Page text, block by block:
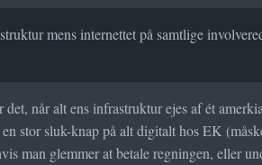
mens internettet på samtlige
når alt ens infrastruktur ejes af ét
stor sluk-knap på alt digitalt hos EK
man glemmer at betale regningen, eller